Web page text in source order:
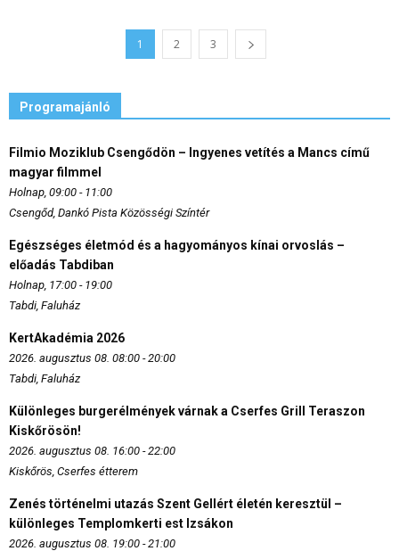
1 2 3
Programajánló
Filmio Moziklub Csengődön – Ingyenes vetítés a Mancs című
magyar filmmel
Holnap, 09:00 - 11:00
Csengőd, Dankó Pista Közösségi Színtér
Egészséges életmód és a hagyományos kínai orvoslás –
előadás Tabdiban
Holnap, 17:00 - 19:00
Tabdi, Faluház
KertAkadémia 2026
2026. augusztus 08. 08:00 - 20:00
Tabdi, Faluház
Különleges burgerélmények várnak a Cserfes Grill Teraszon
Kiskőrösön!
2026. augusztus 08. 16:00 - 22:00
Kiskőrös, Cserfes étterem
Zenés történelmi utazás Szent Gellért életén keresztül –
különleges Templomkerti est Izsákon
2026. augusztus 08. 19:00 - 21:00